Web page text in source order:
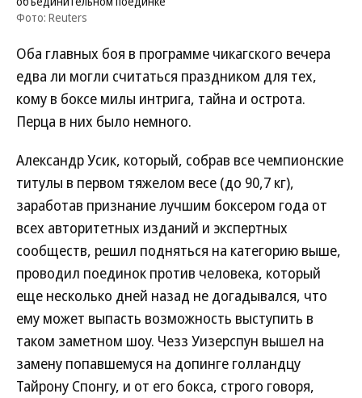
Фото: Reuters
Оба главных боя в программе чикагского вечера
едва ли могли считаться праздником для тех,
кому в боксе милы интрига, тайна и острота.
Перца в них было немного.
Александр Усик, который, собрав все чемпионские
титулы в первом тяжелом весе (до 90,7 кг),
заработав признание лучшим боксером года от
всех авторитетных изданий и экспертных
сообществ, решил подняться на категорию выше,
проводил поединок против человека, который
еще несколько дней назад не догадывался, что
ему может выпасть возможность выступить в
таком заметном шоу. Чезз Уизерспун вышел на
замену попавшемуся на допинге голландцу
Тайрону Спонгу, и от его бокса, строго говоря,